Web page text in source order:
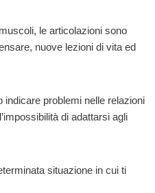
le articolazioni sono
nuove lezioni di vita ed
indicare problemi nelle relazioni
di adattarsi agli
situazione in cui ti